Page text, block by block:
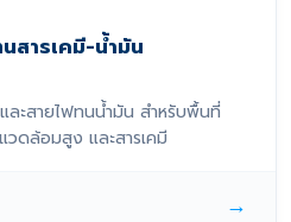
สารเคมี-น้ำมัน
ะสายไฟทนน้ำมัน สำหรับพื้นที่
ล้อมสูง และสารเคมี
→